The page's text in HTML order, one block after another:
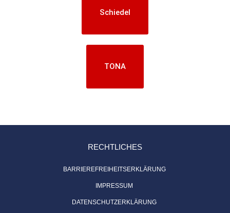
Schiedel
TONA
RECHTLICHES
BARRIEREFREIHEITSERKLÄRUNG
IMPRESSUM
DATENSCHUTZERKLÄRUNG